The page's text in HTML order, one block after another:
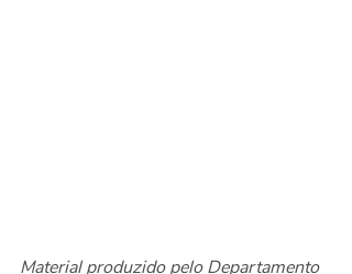
Material produzido pelo Departamento